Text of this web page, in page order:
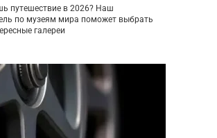
путешествие в 2026? Наш
по музеям мира поможет выбрать
галереи